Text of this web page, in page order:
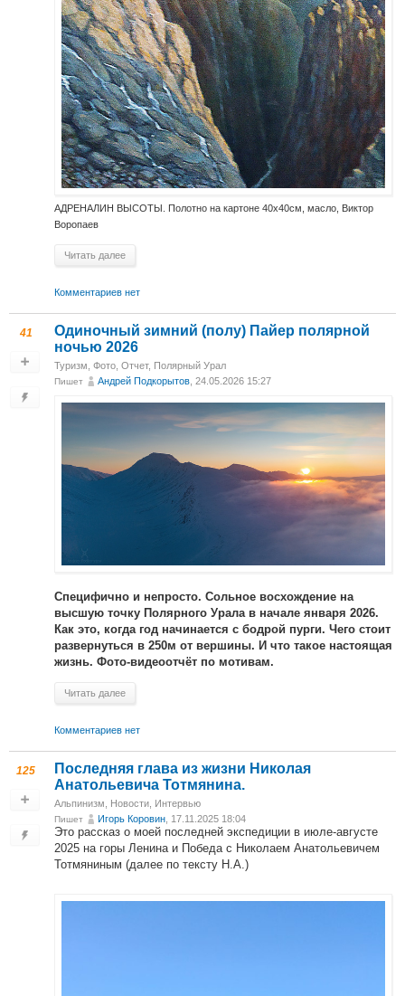
АДРЕНАЛИН ВЫСОТЫ. Полотно на картоне 40х40см, масло, Виктор
Воропаев
Читать далее
Комментариев нет
41
Одиночный зимний (полу) Пайер полярной
ночью 2026
Туризм, Фото, Отчет, Полярный Урал
Пишет Андрей Подкорытов, 24.05.2026 15:27
Специфично и непросто. Сольное восхождение на
высшую точку Полярного Урала в начале января 2026.
Как это, когда год начинается с бодрой пурги. Чего стоит
развернуться в 250м от вершины. И что такое настоящая
жизнь. Фото-видеоотчёт по мотивам.
Читать далее
Комментариев нет
125
Последняя глава из жизни Николая
Анатольевича Тотмянина.
Альпинизм Новости Интервью
Пишет Игорь Коровин , 17.11.2025 18:04
Это рассказ о моей последней экспедиции в июле-августе
2025 на горы Ленина и Победа с Николаем Анатольевичем
Тотмяниным (далее по тексту Н.А.)